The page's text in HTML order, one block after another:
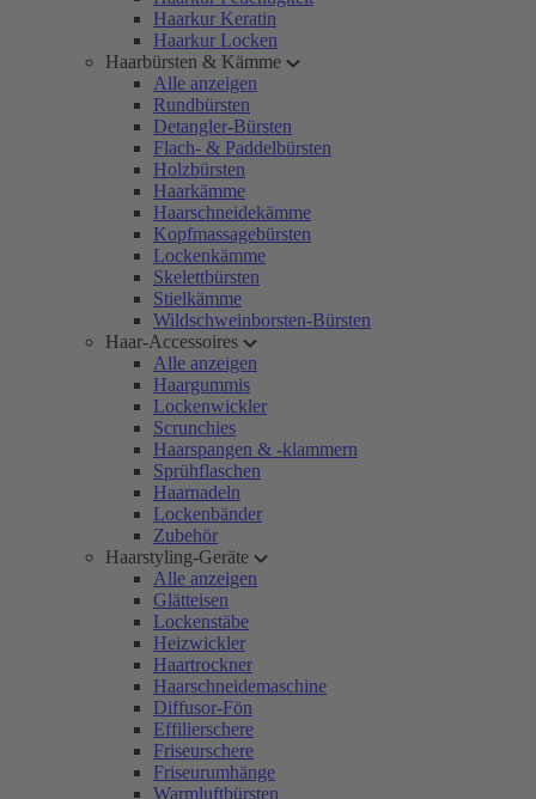
Haarkur Keratin
Haarkur Locken
Haarbürsten & Kämme
Alle anzeigen
Rundbürsten
Detangler-Bürsten
Flach- & Paddelbürsten
Holzbürsten
Haarkämme
Haarschneidekämme
Kopfmassagebürsten
Lockenkämme
Skelettbürsten
Stielkämme
Wildschweinborsten-Bürsten
Haar-Accessoires
Alle anzeigen
Haargummis
Lockenwickler
Scrunchies
Haarspangen & -klammern
Sprühflaschen
Haarnadeln
Lockenbänder
Zubehör
Haarstyling-Geräte
Alle anzeigen
Glätteisen
Lockenstäbe
Heizwickler
Haartrockner
Haarschneidemaschine
Diffusor-Fön
Effilierschere
Friseurschere
Friseurumhänge
Warmluftbürsten